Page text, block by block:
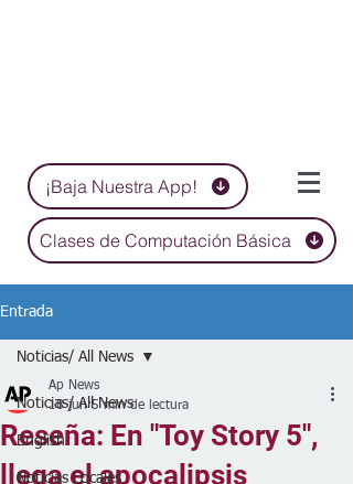
¡Baja Nuestra App!
Clases de Computación Básica
Entrada
Noticias/ All News
English
Noticias Locales
Noticias/ All News
Reseña: En "Toy Story 5",
llega el apocalipsis
Ap News
18 jun 5 min de lectura